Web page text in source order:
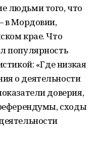
людьми того, что
в Мордовии,
крае. Что
популярность
«Где низкая
о деятельности
доверия,
сходы